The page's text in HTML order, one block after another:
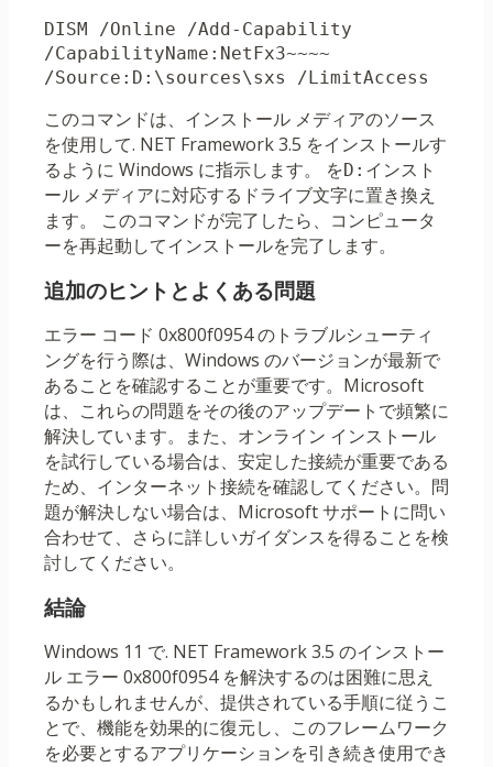
DISM /Online /Add-Capability
/CapabilityName:NetFx3~~~~
/Source:D:\sources\sxs /LimitAccess
このコマンドは、インストール メディアのソース
を使用して. NET Framework 3.5 をインストールす
るように Windows に指示します。 をD: インスト
ール メディアに対応するドライブ文字に置き換え
ます。 このコマンドが完了したら、コンピュータ
ーを再起動してインストールを完了します。
追加のヒントとよくある問題
エラー コード 0x800f0954 のトラブルシューティ
ングを行う際は、Windows のバージョンが最新で
あることを確認することが重要です。Microsoft
は、これらの問題をその後のアップデートで頻繁に
解決しています。また、オンライン インストール
を試行している場合は、安定した接続が重要である
ため、インターネット接続を確認してください。問
題が解決しない場合は、Microsoft サポートに問い
合わせて、さらに詳しいガイダンスを得ることを検
討してください。
結論
Windows 11 で. NET Framework 3.5 のインストー
ル エラー 0x800f0954 を解決するのは困難に思え
るかもしれませんが、提供されている手順に従うこ
とで、機能を効果的に復元し、このフレームワーク
を必要とするアプリケーションを引き続き使用でき